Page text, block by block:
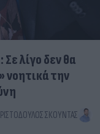
λίγο δεν θα
νοητικά την
ΣΚΟΎΝΤΑΣ